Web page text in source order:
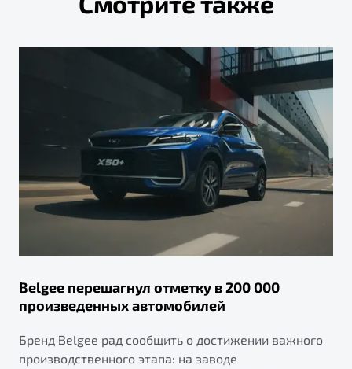
Belgee перешагнул отметку в 200 000
произведенных автомобилей
Бренд Belgee рад сообщить о достижении важного
производственного этапа: на заводе